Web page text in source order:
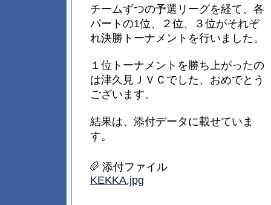
チームずつの予選リーグを経て、各
パートの1位、２位、３位がそれぞ
れ決勝トーナメントを行いました。
１位トーナメントを勝ち上がったの
は津久見ＪＶＣでした、おめでとう
ございます。
結果は、添付データに載せていま
す。
添付ファイル
KEKKA.jpg